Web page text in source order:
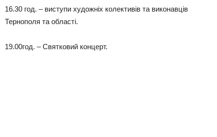
16.30 год. – виступи художніх колективів та виконавців
Тернополя та області.
19.00год. – Святковий концерт.